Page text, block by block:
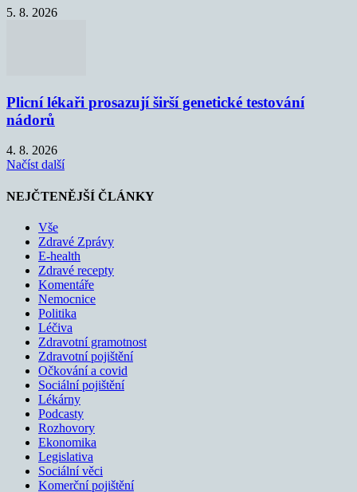
5. 8. 2026
Plicní lékaři prosazují širší genetické testování
nádorů
4. 8. 2026
Načíst další
NEJČTENĚJŠÍ ČLÁNKY
Vše
Zdravé Zprávy
E-health
Zdravé recepty
Komentáře
Nemocnice
Politika
Léčiva
Zdravotní gramotnost
Zdravotní pojištění
Očkování a covid
Sociální pojištění
Lékárny
Podcasty
Rozhovory
Ekonomika
Legislativa
Sociální věci
Komerční pojištění